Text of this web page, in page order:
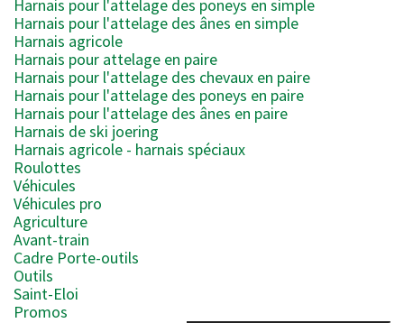
Harnais pour l'attelage des poneys en simple
Harnais pour l'attelage des ânes en simple
Harnais agricole
Harnais pour attelage en paire
Harnais pour l'attelage des chevaux en paire
Harnais pour l'attelage des poneys en paire
Harnais pour l'attelage des ânes en paire
Harnais de ski joering
Harnais agricole - harnais spéciaux
Roulottes
Véhicules
Véhicules pro
Agriculture
Avant-train
Cadre Porte-outils
Outils
Saint-Eloi
Promos